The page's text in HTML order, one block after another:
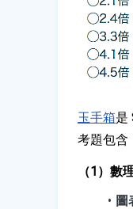
玉手箱是
考題包含
（1）數
圖